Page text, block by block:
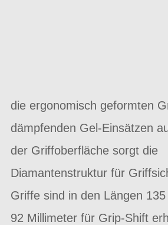
die ergonomisch geformten
dämpfenden Gel-Einsätzen
der Griffoberfläche sorgt die
Diamantenstruktur für
Griffe sind in den Längen
92 Millimeter für Grip-Shift